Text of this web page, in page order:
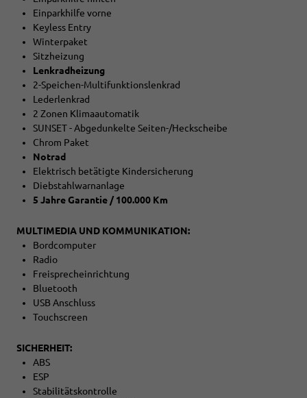
Einparkhilfe vorne
Keyless Entry
Winterpaket
Sitzheizung
Lenkradheizung
2-Speichen-Multifunktionslenkrad
Lederlenkrad
2 Zonen Klimaautomatik
SUNSET - Abgedunkelte Seiten-/Heckscheibe
Chrom Paket
Notrad
Elektrisch betätigte Kindersicherung
Diebstahlwarnanlage
5 Jahre Garantie / 100.000 Km
MULTIMEDIA UND KOMMUNIKATION:
Bordcomputer
Radio
Freisprecheinrichtung
Bluetooth
USB Anschluss
Touchscreen
SICHERHEIT:
ABS
ESP
Stabilitätskontrolle